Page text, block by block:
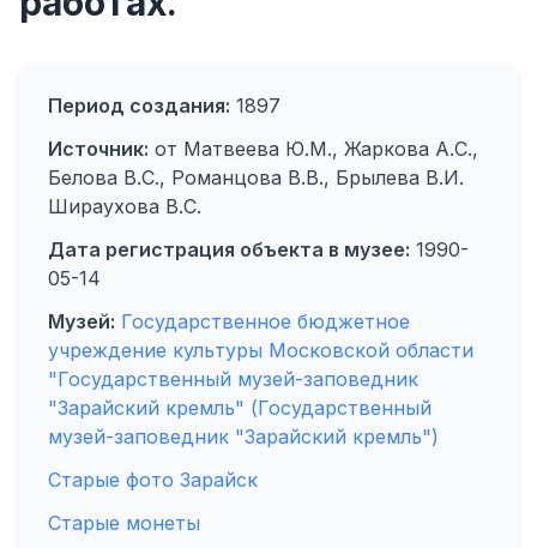
Период создания: 1897
Источник: от Матвеева Ю.М., Жаркова А.С.,
Белова В.С., Романцова В.В., Брылева В.И.
Шираухова В.С.
Дата регистрация объекта в музее: 1990-
05-14
Музей: Государственное бюджетное
учреждение культуры Московской области
"Государственный музей-заповедник
"Зарайский кремль" (Государственный
музей-заповедник "Зарайский кремль")
Старые фото Зарайск
Старые монеты